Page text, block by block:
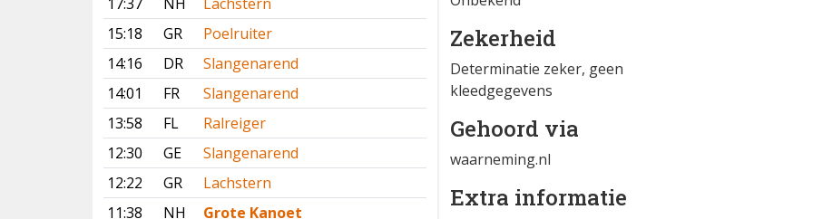
15:18
GR
Poelruiter
14:16
DR
Slangenarend
14:01
FR
Slangenarend
13:58
FL
Ralreiger
12:30
GE
Slangenarend
12:22
GR
Lachstern
11:38
NH
Grote Kanoet
Zekerheid
Determinatie zeker, geen
kleedgegevens
Gehoord via
waarneming.nl
Extra informatie